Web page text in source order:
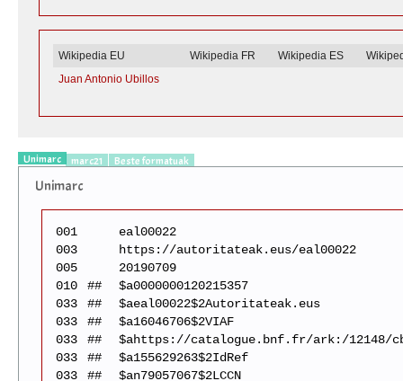
Wikipedia EU Wikipedia FR Wikipedia ES
Juan Antonio Ubillos
Unimarc marc21 Beste formatuak
Unimarc
001
eal00022
003
https://autoritateak.eus/eal00022
005
20190709
010
##
$a0000000120215357
033
##
$aeal00022$2Autoritateak.eus
033
##
$a16046706$2VIAF
033
##
$ahttps://catalogue.bnf.fr/ark:/12148/
033
##
$a155629263$2IdRef
033
##
$an79057067$2LCCN